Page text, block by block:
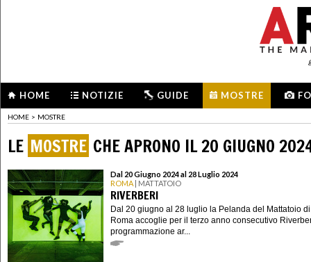
HOME NOTIZIE GUIDE MOSTRE
HOME > MOSTRE
LE MOSTRE CHE APRONO IL 20 GIUGNO
Dal 20 Giugno 2024 al 28 Luglio 2024
ROMA | MATTATOIO
RIVERBERI
Dal 20 giugno al 28 luglio la Pelanda del Mattatoio di
Roma accoglie per il terzo anno consecutivo
programmazione ar...